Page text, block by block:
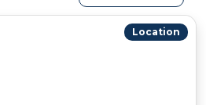
Location